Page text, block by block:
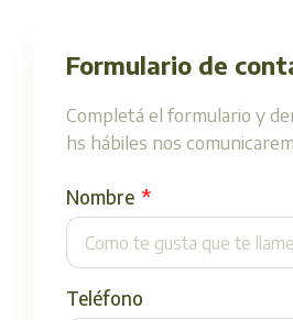
Formulario de
Completá el formulario y
hs hábiles nos
Nombre
Teléfono